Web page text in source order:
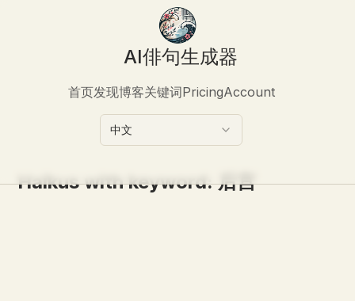
AI俳句生成器
首页发现博客关键词PricingAccount
中文
Haikus with keyword:后宫